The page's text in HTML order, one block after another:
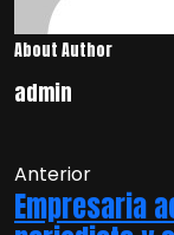
About Author
admin
Anterior
Empresaria